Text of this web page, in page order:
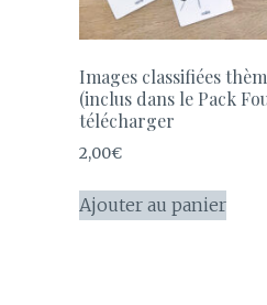
Images classifiées
(inclus dans le Pack
télécharger
2,00€
Ajouter au panier